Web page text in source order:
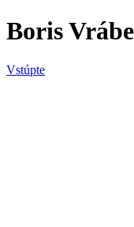
Boris
Vstúpte